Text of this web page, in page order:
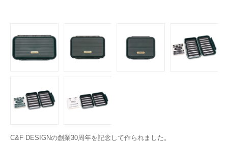
C&F DESIGNの創業30周年を記念して作られました。